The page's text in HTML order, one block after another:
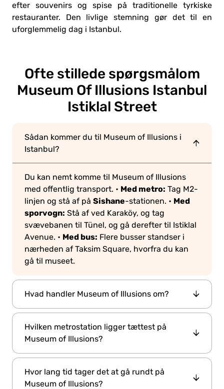
efter souvenirs og spise på traditionelle tyrkiske
restauranter. Den livlige stemning gør det til en
uforglemmelig dag i Istanbul.
Ofte stillede spørgsmålom
Museum Of Illusions Istanbul
Istiklal Street
Sådan kommer du til Museum of Illusions i
Istanbul?
Du kan nemt komme til Museum of Illusions
med offentlig transport. • Med metro: Tag M2-
linjen og stå af på Sishane-stationen. • Med
sporvogn: Stå af ved Karaköy, og tag
svævebanen til Tünel, og gå derefter til Istiklal
Avenue. • Med bus: Flere busser standser i
nærheden af Taksim Square, hvorfra du kan
gå til museet.
Hvad handler Museum of Illusions om?
DetMuseum of Illusions
er en interaktiv
oplevelse med fokus på visuel perception og
installationer, herunder roterende tunneller,
værelser på hovedet, hologrammer,
stereogrammer og hjernevridende gåder. Det
Hvilken metrostation ligger tættest på
Museum of Illusions?
Sishane Station på M2-metroen. Når du har
forladt stationen, er der kun en kort gåtur til
Hvor lang tid tager det at gå rundt på
Museum of Illusions?